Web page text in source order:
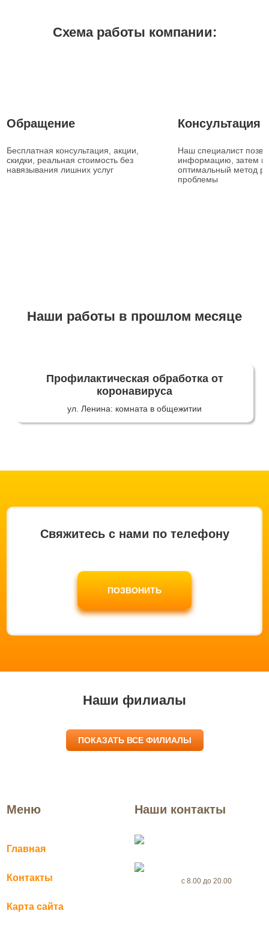
Схема работы компании:
Обращение
Бесплатная консультация, акции,
скидки, реальная стоимость без
навязывания лишних услуг
Консультация
Наш специалист
информацию, затем
оптимальный метод
проблемы
Наши работы в прошлом месяце
Профилактическая обработка от
коронавируса
ул. Ленина: комната в общежитии
Свяжитесь с нами по телефону
ПОЗВОНИТЬ
Наши филиалы
ПОКАЗАТЬ ВСЕ ФИЛИАЛЫ
Меню
Главная
Контакты
Карта сайта
Наши контакты
с 8.00 до 20.00